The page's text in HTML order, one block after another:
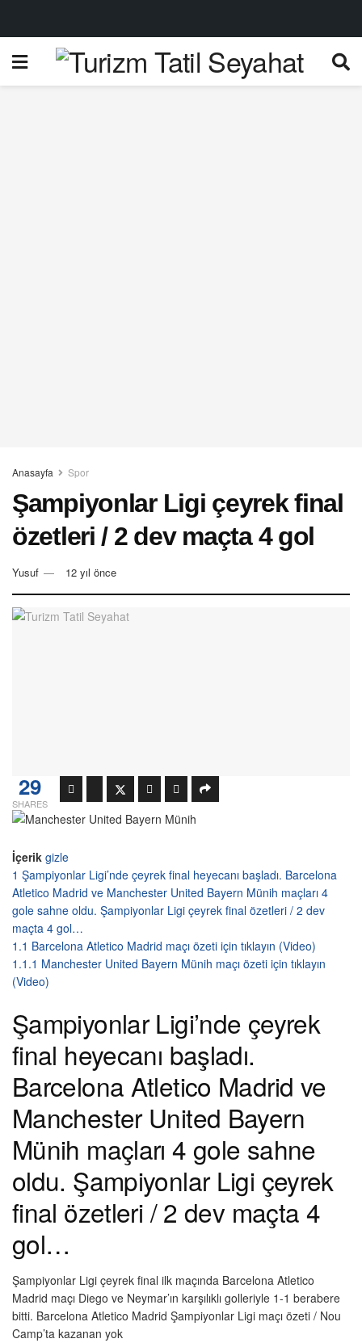
Anasayfa Spor
Şampiyonlar Ligi çeyrek final
özetleri / 2 dev maçta 4 gol
Yusuf 12 yıl önce
29
SHARES
İçerik gizle
1 Şampiyonlar Ligi’nde çeyrek final heyecanı başladı. Barcelona
Atletico Madrid ve Manchester United Bayern Münih maçları 4
gole sahne oldu. Şampiyonlar Ligi çeyrek final özetleri / 2 dev
maçta 4 gol…
1.1 Barcelona Atletico Madrid maçı özeti için tıklayın (Video)
1.1.1 Manchester United Bayern Münih maçı özeti için tıklayın
(Video)
Şampiyonlar Ligi’nde çeyrek
final heyecanı başladı.
Barcelona Atletico Madrid ve
Manchester United Bayern
Münih maçları 4 gole sahne
oldu. Şampiyonlar Ligi çeyrek
final özetleri / 2 dev maçta 4
gol…
Şampiyonlar Ligi çeyrek final ilk maçında Barcelona Atletico
Madrid maçı Diego ve Neymar’ın karşılıklı golleriyle 1-1 berabere
bitti. Barcelona Atletico Madrid Şampiyonlar Ligi maçı özeti / Nou
Camp’ta kazanan yok